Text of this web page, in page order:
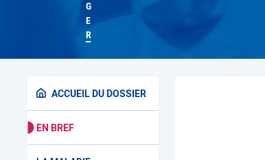
G
E
R
ACCUEIL DU DOSSIER
EN BREF